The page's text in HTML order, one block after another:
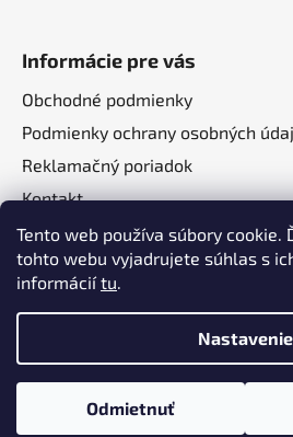
Tento web používa súbory cookie.
tohto webu vyjadrujete súhlas s
informáciítu.
Nastavenie
Odmietnuť
Informácie pre vás
Obchodné podmienky
Podmienky ochrany osobných
Reklamačný poriadok
Kontakt
O nás
Vytvoril Shoptet a
Copyright 2026